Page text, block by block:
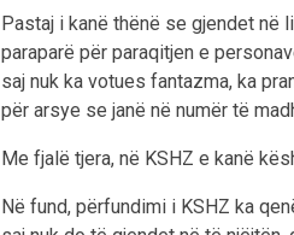
Pastaj i kanë thënë se gjendet në
paraparë për paraqitjen e
saj nuk ka votues fantazma, ka
për arsye se janë në numër të
Me fjalë tjera, në KSHZ e kanë
Në fund, përfundimi i KSHZ ka